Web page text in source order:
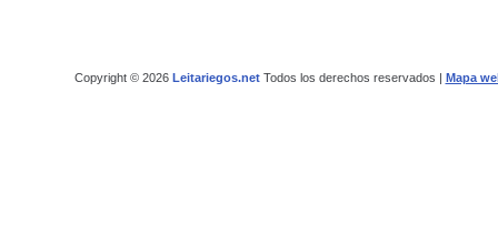
Copyright © 2026 Leitariegos.netTodos los derechos reservados | Mapa